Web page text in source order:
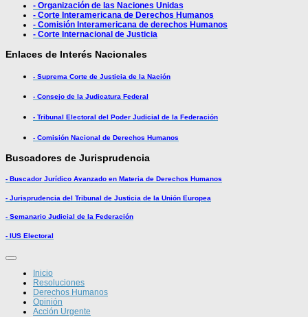
- Organización de las Naciones Unidas
- Corte Interamericana de Derechos Humanos
- Comisión Interamericana de derechos Humanos
- Corte Internacional de Justicia
Enlaces de Interés Nacionales
- Suprema Corte de Justicia de la Nación
- Consejo de la Judicatura Federal
- Tribunal Electoral del Poder Judicial de la Federación
- Comisión Nacional de Derechos Humanos
Buscadores de Jurisprudencia
- Buscador Jurídico Avanzado en Materia de Derechos Humanos
- Jurisprudencia del Tribunal de Justicia de la Unión Europea
- Semanario Judicial de la Federación
- IUS Electoral
Inicio
Resoluciones
Derechos Humanos
Opinión
Acción Urgente